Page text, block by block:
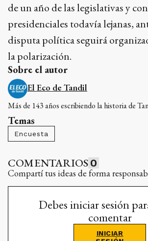
de un año de las legislativas y
presidenciales todavía lejanas,
disputa política seguirá
la polarización.
Sobre el autor
El Eco de Tandil
Más de 143 años escribiendo la historia de
Temas
Encuesta
COMENTARIOS 0
Compartí tus ideas de forma
Debes iniciar sesión
comentar
INICIAR